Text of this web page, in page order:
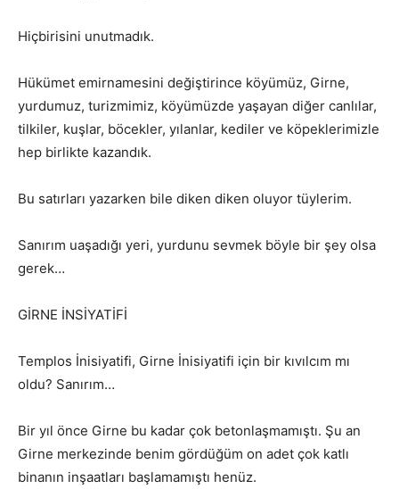
Hiçbirisini unutmadık.
Hükümet emirnamesini değiştirince köyümüz, Girne,
yurdumuz, turizmimiz, köyümüzde yaşayan diğer canlılar,
tilkiler, kuşlar, böcekler, yılanlar, kediler ve köpeklerimizle
hep birlikte kazandık.
Bu satırları yazarken bile diken diken oluyor tüylerim.
Sanırım uaşadığı yeri, yurdunu sevmek böyle bir şey olsa
gerek…
GİRNE İNSİYATİFİ
Templos İnisiyatifi, Girne İnisiyatifi için bir kıvılcım mı
oldu? Sanırım…
Bir yıl önce Girne bu kadar çok betonlaşmamıştı. Şu an
Girne merkezinde benim gördüğüm on adet çok katlı
binanın inşaatları başlamamıştı henüz.